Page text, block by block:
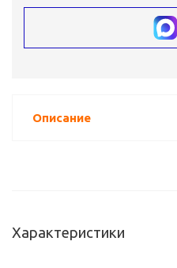
Описание
Характеристики